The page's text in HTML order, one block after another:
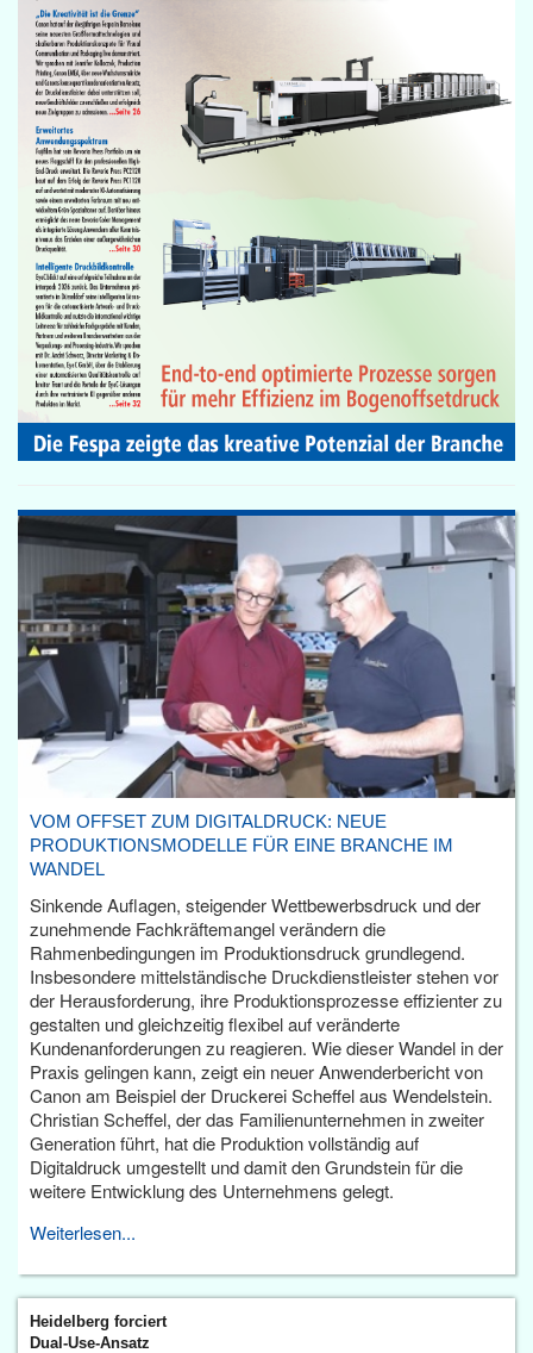
VOM OFFSET ZUM DIGITALDRUCK: NEUE
PRODUKTIONSMODELLE FÜR EINE BRANCHE IM
WANDEL
Sinkende Auflagen, steigender Wettbewerbsdruck und der
zunehmende Fachkräftemangel verändern die
Rahmenbedingungen im Produktionsdruck grundlegend.
Insbesondere mittelständische Druckdienstleister stehen vor
der Herausforderung, ihre Produktionsprozesse effizienter zu
gestalten und gleichzeitig flexibel auf veränderte
Kundenanforderungen zu reagieren. Wie dieser Wandel in der
Praxis gelingen kann, zeigt ein neuer Anwenderbericht von
Canon am Beispiel der Druckerei Scheffel aus Wendelstein.
Christian Scheffel, der das Familienunternehmen in zweiter
Generation führt, hat die Produktion vollständig auf
Digitaldruck umgestellt und damit den Grundstein für die
weitere Entwicklung des Unternehmens gelegt.
Weiterlesen...
Heidelberg forciert
Dual-Use-Ansatz